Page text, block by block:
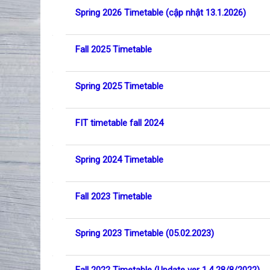
Danh sách các cuộc thảo luận.
Spring 2026 Timetable (cập nhật 13.1.2026)
Fall 2025 Timetable
Spring 2025 Timetable
FIT timetable fall 2024
Spring 2024 Timetable
Fall 2023 Timetable
Spring 2023 Timetable (05.02.2023)